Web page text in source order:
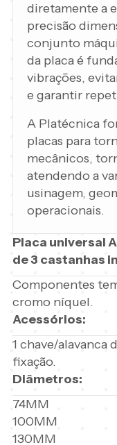
diretamente a
precisão
conjunto
da placa é
vibrações,
e garantir
A Platécnica
placas para
mecânicos,
atendendo a
usinagem,
operacionais.
Placa universal
de 3 castanhas
Componentes
cromo níquel.
Acessórios:
1 chave/alavanca
fixação.
Diâmetros:
74MM
100MM
130MM